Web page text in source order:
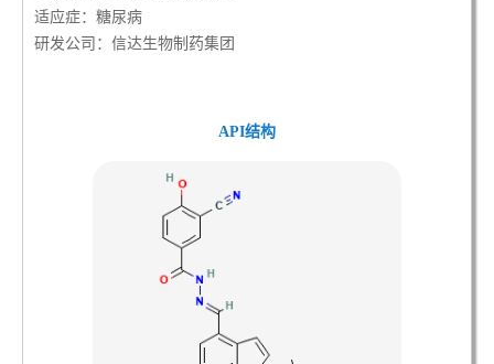
适应症：糖尿病
研发公司：信达生物制药集团
API结构